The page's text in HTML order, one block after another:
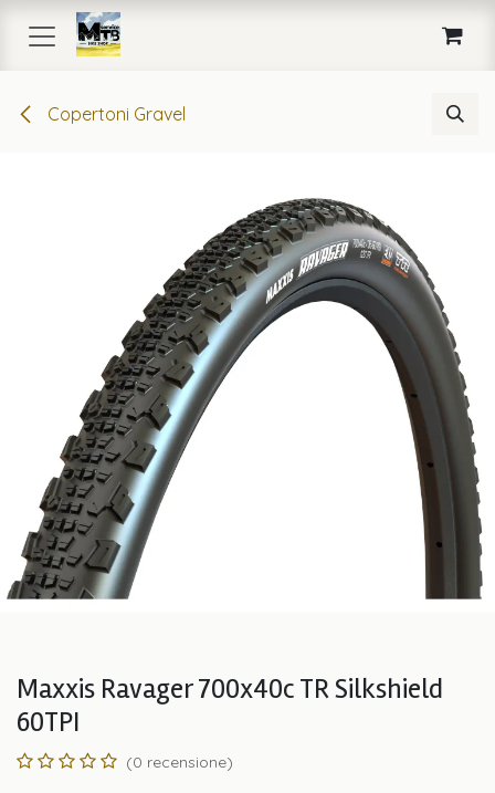
Passa al contenuto
Copertoni Gravel
Maxxis Ravager 700x40c TR Silkshield
60TPI
(0 recensione)